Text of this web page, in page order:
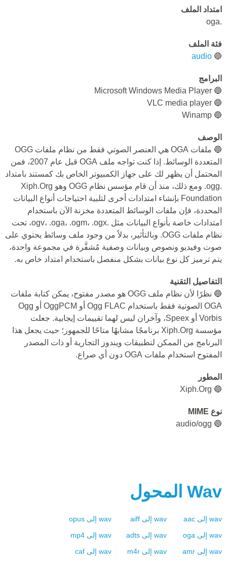
امتداد الملف
.oga
فئة الملف
🔵
audio
البرامج
🔵 Microsoft Windows Media Player
🔵 VLC media player
🔵 Winamp
الوصف
🔵 ملفات OGA هي العنصر الصوتي فقط من نظام ملفات OGG
المتعددة الوسائط. إذا كنت تواجه ملف OGA قبل عام 2007، فمن
المحتمل أن يظهر لك على جهاز الكمبيوتر الخاص بك كمستند بامتداد
.ogg. ومع ذلك، منذ أن قام مؤسس نظام OGG وهو Xiph.Org
Foundation بإنشاء امتدادات أخرى لتلبية احتياجات أنواع البيانات
المحددة، فإن ملفات الوسائط المتعددة مخزنة الآن باستخدام
امتدادات خاصة بأنواع البيانات مثل .ogv، .oga، .ogm، .ogx، تحت
نظام ملفات OGG. وبالتأثير، بدلاً من وجود ملف وسائط يحتوي على
صوت وفيديو ونصوص وبيانات وصفية مُشفَّرة في مجموعة واحدة،
يتم ترميز كل نوع بيانات بشكل منفصل باستخدام امتداد خاص به.
التفاصيل التقنية
🔵 نظرًا لأن نظام ملف OGG هو مصدر مفتوح، يمكن كتابة ملفات
OGA الصوتية فقط باستخدام Ogg FLAC أو OggPCM أو Ogg
Vorbis أو Speex، وآخران ليس لهما تقييمات إيجابية. جعلت
مؤسسة Xiph.Org برنامجًا مشابهًا متاحًا للجمهور؛ حيث يجعل هذا
البرنامج من الممكن لتطبيقات ويندوز التجارية أو ذات المصدر
المفتوح استخدام ملفات OGA دون أي صراع.
المطور
🔵 Xiph.Org
نوع MIME
🔵 audio/ogg
Wav المحول
wav إلى aac
wav إلى aiff
wav إلى opus
wav إلى oga
wav إلى adts
wav إلى mp4
wav إلى amr
wav إلى m4r
wav إلى caf